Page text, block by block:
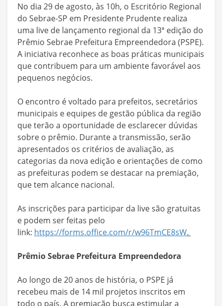
No dia 29 de agosto, às 10h, o Escritório Regional
do Sebrae-SP em Presidente Prudente realiza
uma live de lançamento regional da 13ª edição do
Prêmio Sebrae Prefeitura Empreendedora (PSPE).
A iniciativa reconhece as boas práticas municipais
que contribuem para um ambiente favorável aos
pequenos negócios.
O encontro é voltado para prefeitos, secretários
municipais e equipes de gestão pública da região
que terão a oportunidade de esclarecer dúvidas
sobre o prêmio. Durante a transmissão, serão
apresentados os critérios de avaliação, as
categorias da nova edição e orientações de como
as prefeituras podem se destacar na premiação,
que tem alcance nacional.
As inscrições para participar da live são gratuitas
e podem ser feitas pelo
link: https://forms.office.com/r/w96TmCE8sW.
Prêmio Sebrae Prefeitura Empreendedora
Ao longo de 20 anos de história, o PSPE já
recebeu mais de 14 mil projetos inscritos em
todo o país. A premiação busca estimular a